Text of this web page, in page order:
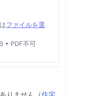
ファイルを選
• PDF不可